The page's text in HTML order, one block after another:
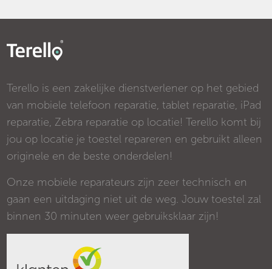
Terello is een zakelijke dienstverlener op het gebied
van mobiele telefoon reparatie, tablet reparatie, iPad
reparatie, Zebra reparatie op locatie! Terello komt bij
jou op locatie je toestel repareren en gebruikt alleen
originele en de beste onderdelen!
Onze mobiele reparateurs zijn zeer technisch en
gaan een uitdaging niet uit de weg. Jouw toestel zal
binnen 30 minuten weer gebruiksklaar zijn!